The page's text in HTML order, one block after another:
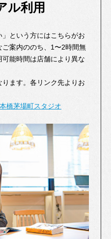
ル利用
」という方にはこちらがお
案内ののち、1〜2時間無
能時間は店舗により異な
ます。各リンク先よりお
橋茅場町スタジオ